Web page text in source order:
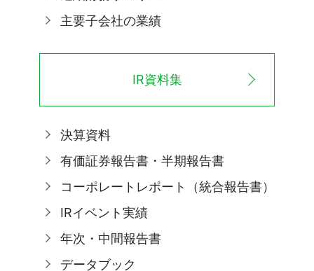
主要子会社の業績
IR資料集
決算資料
有価証券報告書・半期報告書
コーポレートレポート（統合報告書）
IRイベント実績
年次・中間報告書
データブック